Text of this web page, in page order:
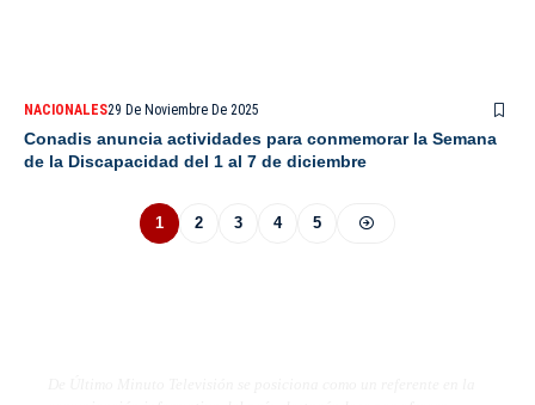
NACIONALES29 De Noviembre De 2025
Conadis anuncia actividades para conmemorar la Semana
de la Discapacidad del 1 al 7 de diciembre
1 2 3 4 5